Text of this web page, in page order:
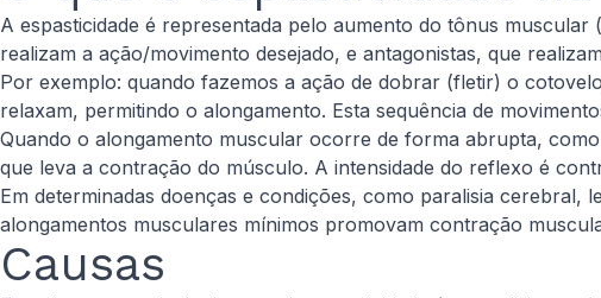
A espasticidade é representada pelo aumento do tônus
realizam a ação/movimento desejado, e antagonistas, que
Por exemplo: quando fazemos a ação de dobrar (fletir) o
relaxam, permitindo o alongamento. Esta sequência de
Quando o alongamento muscular ocorre de forma abrupta,
que leva a contração do músculo. A intensidade do reflexo é
Em determinadas doenças e condições, como paralisia
alongamentos musculares mínimos promovam contração
Causas